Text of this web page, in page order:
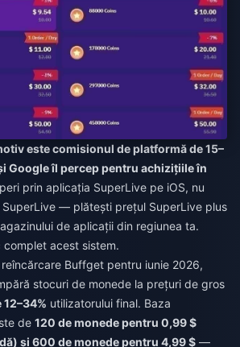
este comisionul de platformă de 15–
Google îl percep pentru achizițiile în
prin aplicația SuperLive pe iOS, nu
— plătești prețul SuperLive plus
de aplicații din regiunea ta.
complet acest sistem.
Buffget pentru iunie 2026,
stocuri de monede la prețuri de gros
utilizatorului final. Baza
de 120 de monede pentru 0,99 $
și 600 de monede pentru 4,99 $ —